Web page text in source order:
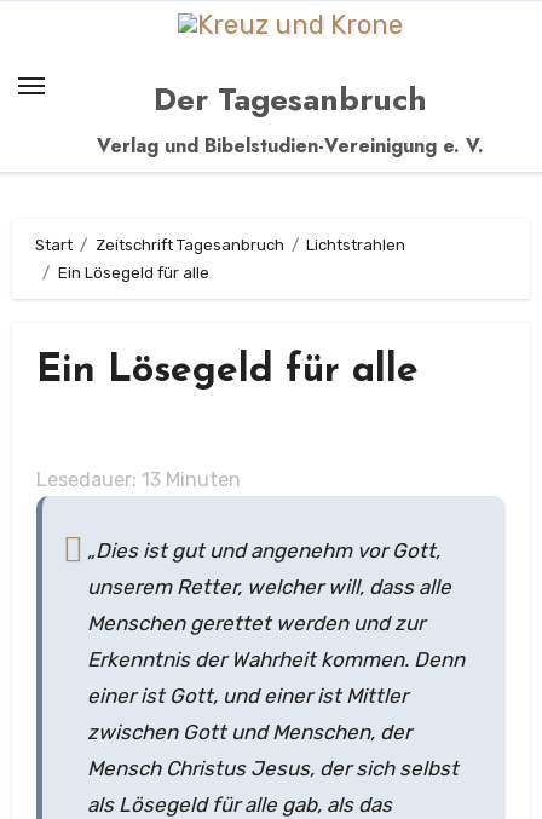
springen
Der Tagesanbruch
Verlag und Bibelstudien-Vereinigung e. V.
Start Zeitschrift Tagesanbruch
Lichtstrahlen
Ein Lösegeld für alle
Ein Lösegeld für alle
Lesedauer: 13Minuten
„Dies ist gut und angenehm vor Gott,
unserem Retter, welcher will, dass alle
Menschen gerettet werden und zur
Erkenntnis der Wahrheit kommen. Denn
einer ist Gott, und einer ist Mittler
zwischen Gott und Menschen, der
Mensch Christus Jesus, der sich selbst
als Lösegeld für alle gab, als das